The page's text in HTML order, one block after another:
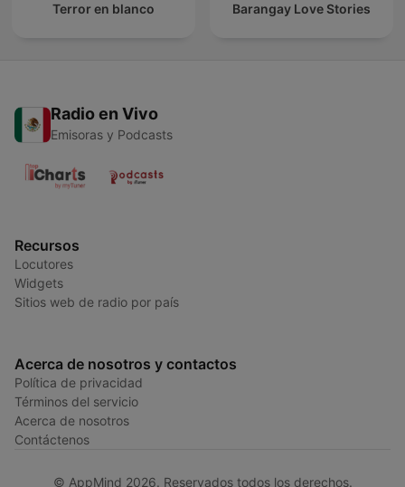
Terror en blanco Barangay Love Stories
Radio en Vivo
Emisoras y Podcasts
Recursos
Locutores
Widgets
Sitios web de radio por país
Acerca de nosotros y contactos
Política de privacidad
Términos del servicio
Acerca de nosotros
Contáctenos
© AppMind 2026. Reservados todos los derechos.